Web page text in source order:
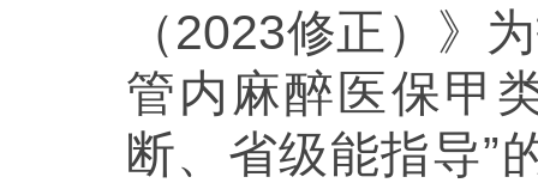
（2023修正）》
管内麻醉医保甲
断、省级能指导”